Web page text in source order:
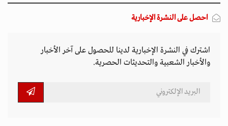
احصل على النشرة الإخبارية
اشترك في النشرة الإخبارية لدينا للحصول على آخر الأخبار
والأخبار الشعبية والتحديثات الحصرية.